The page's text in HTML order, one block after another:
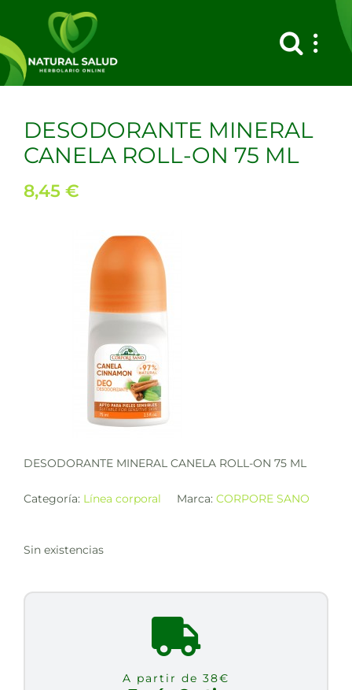
contenido
DESODORANTE MINERAL
CANELA ROLL-ON 75 ML
8,45 €
DESODORANTE MINERAL CANELA ROLL-ON 75 ML
Categoría: Línea corporal Marca: CORPORE SANO
Sin existencias
A partir de 38€